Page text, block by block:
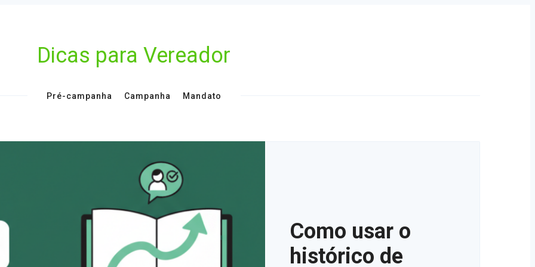
Dicas para Vereador
Pré-campanha Campanha Mandato
Como usar o
histórico de